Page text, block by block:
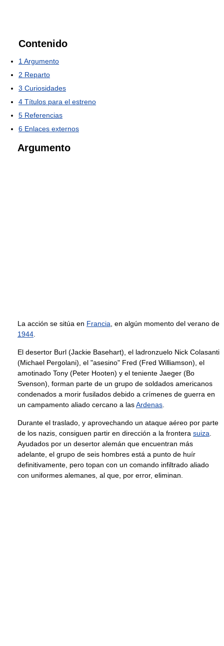
Contenido
1 Argumento
2 Reparto
3 Curiosidades
4 Títulos para el estreno
5 Referencias
6 Enlaces externos
Argumento
La acción se sitúa en Francia , en algún momento del verano de
1944
El desertor Burl (Jackie Basehart), el ladronzuelo Nick Colasanti
(Michael Pergolani), el "asesino" Fred (Fred Williamson), el
amotinado Tony (Peter Hooten) y el teniente Jaeger (Bo
Svenson), forman parte de un grupo de soldados americanos
condenados a morir fusilados debido a crímenes de guerra en
un campamento aliado cercano a lasArdenas
Durante el traslado, y aprovechando un ataque aéreo por parte
de los nazis, consiguen partir en dirección a la frontera suiza
Ayudados por un desertor alemán que encuentran más
adelante, el grupo de seis hombres está a punto de huír
definitivamente, pero topan con un comando infiltrado aliado
con uniformes alemanes, al que, por error, eliminan.